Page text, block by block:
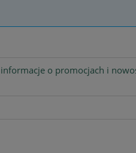
o promocjach i